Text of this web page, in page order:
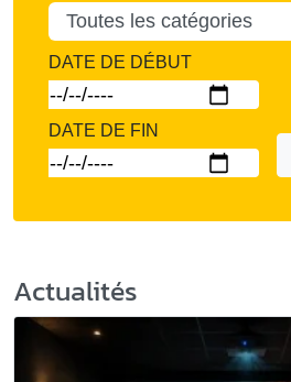
DATE DE DÉBUT
DATE DE FIN
Actualités